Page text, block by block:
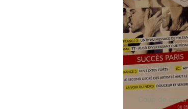
Offre spéciale
Coup de coeur